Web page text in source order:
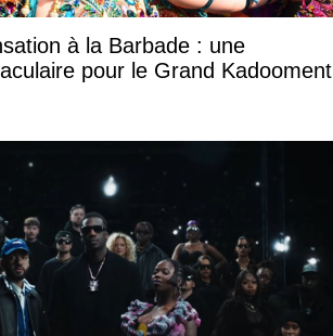
à la Barbade : une
pour le Grand Kadooment